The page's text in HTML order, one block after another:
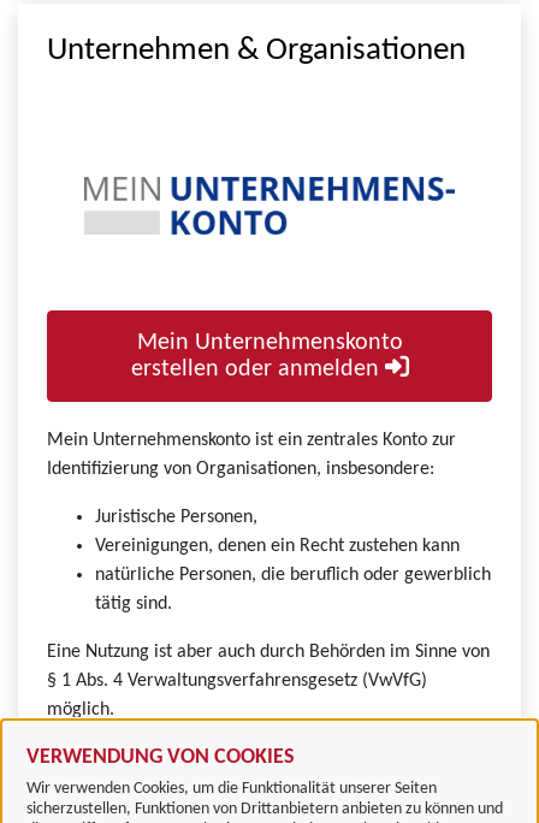
VERWENDUNG VON COOKIES
Wir verwenden Cookies, um die Funktionalität unserer Seiten
sicherzustellen, Funktionen von Drittanbietern anbieten zu können und
Unternehmen & Organisationen
Mein Unternehmenskonto
erstellen oder anmelden
Mein Unternehmenskonto ist ein zentrales Konto zur
Identifizierung von Organisationen, insbesondere:
Juristische Personen,
Vereinigungen, denen ein Recht zustehen kann
natürliche Personen, die beruflich oder gewerblich
tätig sind.
Eine Nutzung ist aber auch durch Behörden im Sinne von
§ 1 Abs. 4 Verwaltungsverfahrensgesetz (VwVfG)
möglich.